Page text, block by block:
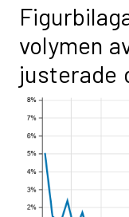
volymen
justerade